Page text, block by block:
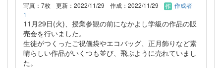
写真：7枚 更新：2022/11/29 作成：2022/11/29
作成者
1
11月29日(火)、授業参観の前になかよし学級の作品の販
売会を行いました。
生徒がつくったご祝儀袋やエコバッグ、正月飾りなど素
晴らしい作品がいくつも並び、飛ぶように売れていまし
た。